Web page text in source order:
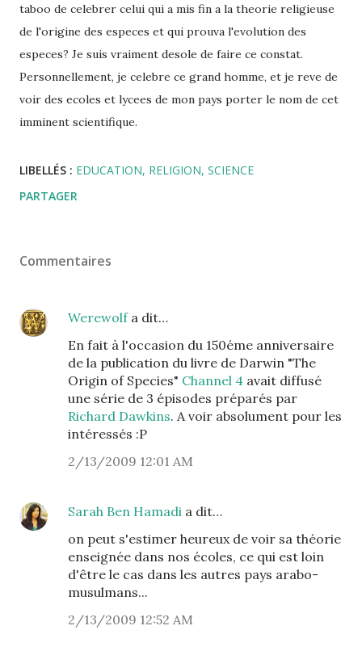
taboo de celebrer celui qui a mis fin a la theorie religieuse
de l'origine des especes et qui prouva l'evolution des
especes? Je suis vraiment desole de faire ce constat.
Personnellement, je celebre ce grand homme, et je reve de
voir des ecoles et lycees de mon pays porter le nom de cet
imminent scientifique.
LIBELLÉS : EDUCATION RELIGION SCIENCE
PARTAGER
Commentaires
Werewolfa dit…
En fait à l'occasion du 150éme anniversaire
de la publication du livre de Darwin "The
Origin of Species" Channel 4 avait diffusé
une série de 3 épisodes préparés par
Richard Dawkins. A voir absolument pour les
intéressés :P
2/13/2009 12:01 AM
Sarah Ben Hamadi a dit…
on peut s'estimer heureux de voir sa théorie
enseignée dans nos écoles, ce qui est loin
d'être le cas dans les autres pays arabo-
musulmans...
2/13/2009 12:52 AM